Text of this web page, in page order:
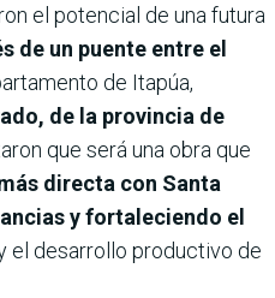
el potencial de una futura
de un puente entre el
de Itapúa,
de la provincia de
que será una obra que
directa con Santa
y fortaleciendo el
el desarrollo productivo de